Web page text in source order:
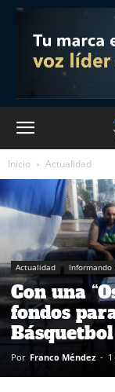
Inicio Actualidad
Actualidad Informando
Con una
fondos
Básquetbol
Por Franco Méndez -